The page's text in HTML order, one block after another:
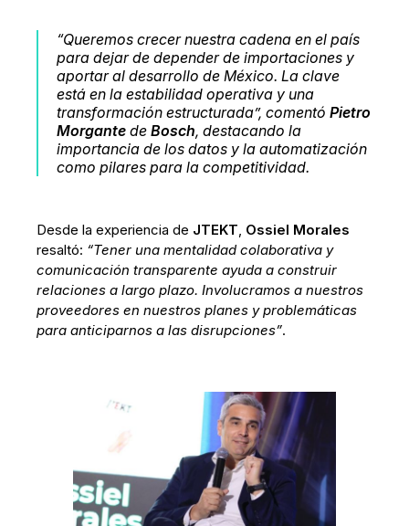
“Queremos crecer nuestra cadena en el país
para dejar de depender de importaciones y
aportar al desarrollo de México. La clave
está en la estabilidad operativa y una
transformación estructurada”, comentóPietro
Morgante deBosch, destacando la
importancia de los datos y la automatización
como pilares para la competitividad.
Desde la experiencia de JTEKT, Ossiel Morales
resaltó: “Tener una mentalidad colaborativa y
comunicación transparente ayuda a construir
relaciones a largo plazo. Involucramos a nuestros
proveedores en nuestros planes y problemáticas
para anticiparnos a las disrupciones”.